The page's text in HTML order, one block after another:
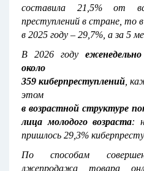
составила 21,5% от
преступлений в стране, то в
в 2025 году – 29,7%, а за 5
В 2026 году
около
359 киберпреступлений ,
этом
в возрастной структуре
лица молодого возраста:
пришлось 29,3%
По способам
лжепродажа товара